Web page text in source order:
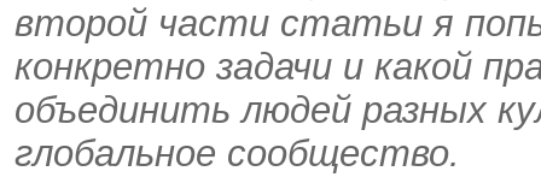
второй части статьи я
конкретно задачи и какой
объединить людей разных
глобальное сообщество.